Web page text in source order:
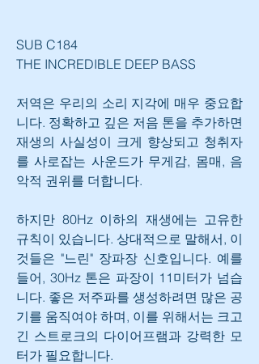
SUB C184
THE INCREDIBLE DEEP BASS
저역은 우리의 소리 지각에 매우 중요합
니다. 정확하고 깊은 저음 톤을 추가하면
재생의 사실성이 크게 향상되고 청취자
를 사로잡는 사운드가 무게감, 몸매, 음
악적 권위를 더합니다.
하지만 80Hz 이하의 재생에는 고유한
규칙이 있습니다. 상대적으로 말해서, 이
것들은 "느린" 장파장 신호입니다. 예를
들어, 30Hz 톤은 파장이 11미터가 넘습
니다. 좋은 저주파를 생성하려면 많은 공
기를 움직여야 하며, 이를 위해서는 크고
긴 스트로크의 다이어프램과 강력한 모
터가 필요합니다.